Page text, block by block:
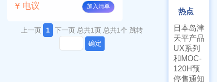
¥ 电议 加入清单
上一页 1 下一页 总共1页 总共1个 跳转
确定
热点
日本岛津
天平产品
UX系列
和MOC-
120H预
停售通知